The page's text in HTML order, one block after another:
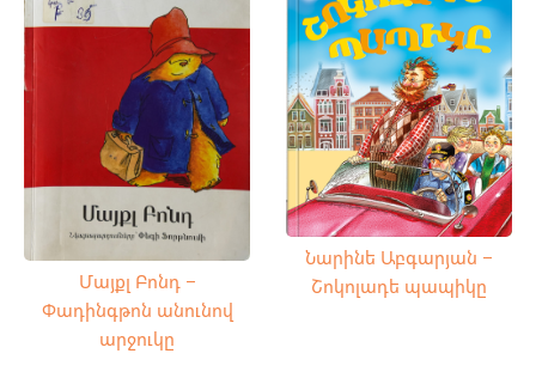
Մայքլ Բոնդ –
Փադինգթոն անունով
արջուկը
Նարինե Աբգարյան –
Շոկոլադե պապիկը